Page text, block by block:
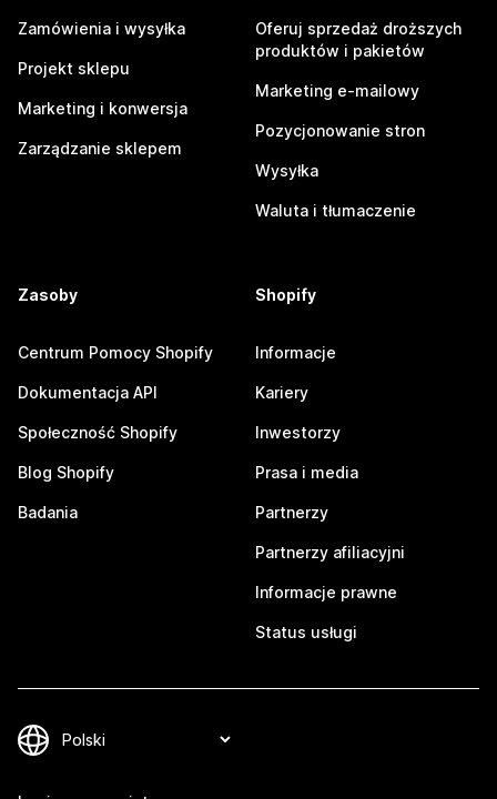
Zamówienia i wysyłka
Projekt sklepu
Marketing i konwersja
Zarządzanie sklepem
Oferuj sprzedaż droższych
produktów i pakietów
Marketing e-mailowy
Pozycjonowanie stron
Wysyłka
Waluta i tłumaczenie
Zasoby
Centrum Pomocy Shopify
Dokumentacja API
Społeczność Shopify
Blog Shopify
Badania
Shopify
Informacje
Kariery
Inwestorzy
Prasa i media
Partnerzy
Partnerzy afiliacyjni
Informacje prawne
Status usługi